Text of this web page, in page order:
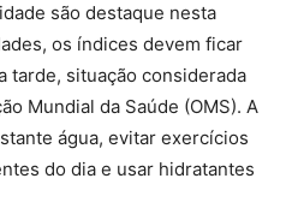
são destaque nesta
os índices devem ficar
tarde, situação considerada
Mundial da Saúde (OMS). A
água, evitar exercícios
do dia e usar hidratantes